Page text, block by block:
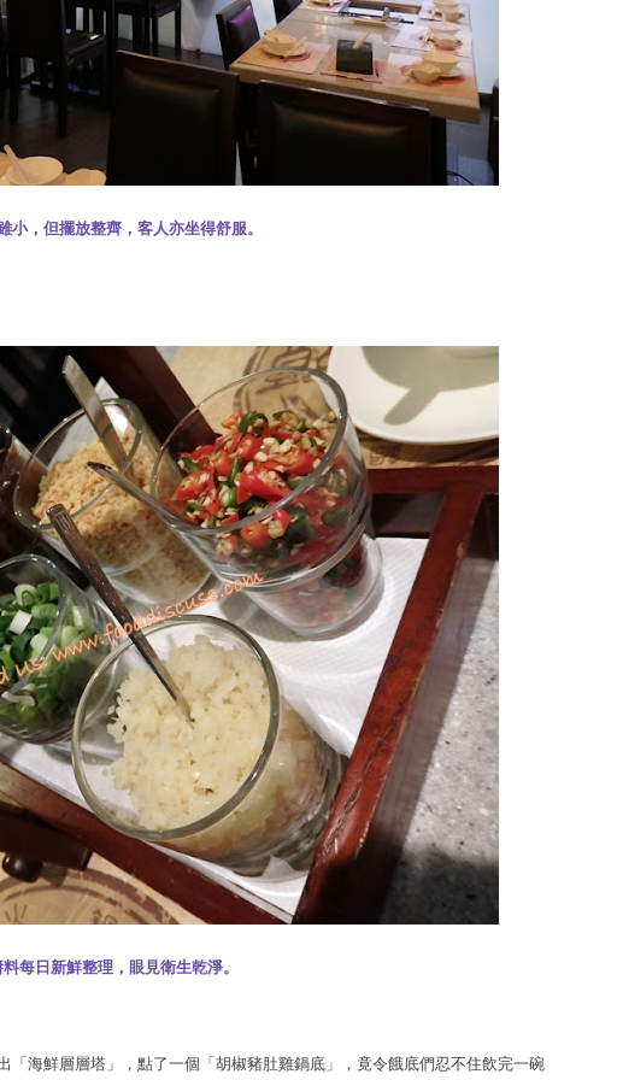
小，但擺放整齊，客人亦坐得舒服。
每日新鮮整理，眼見衛生乾淨。
「海鮮層層塔」，點了一個「胡椒豬肚雞鍋底」，竟令餓底們忍不住飲完一碗